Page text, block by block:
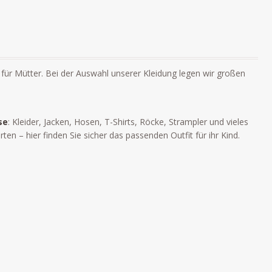
Mütter. Bei der Auswahl unserer Kleidung legen wir großen
: Kleider, Jacken, Hosen, T-Shirts, Röcke, Strampler und vieles
– hier finden Sie sicher das passenden Outfit für ihr Kind.